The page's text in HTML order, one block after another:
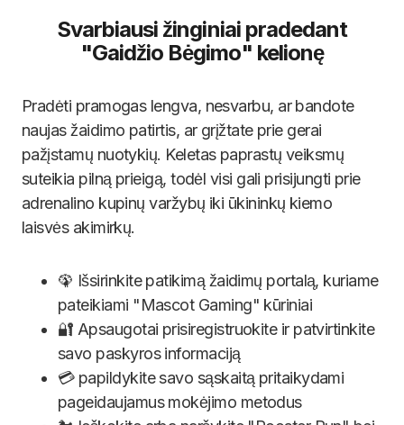
Svarbiausi žinginiai pradedant
"Gaidžio Bėgimo" kelionę
Pradėti pramogas lengva, nesvarbu, ar bandote
naujas žaidimo patirtis, ar grįžtate prie gerai
pažįstamų nuotykių. Keletas paprastų veiksmų
suteikia pilną prieigą, todėl visi gali prisijungti prie
adrenalino kupinų varžybų iki ūkininkų kiemo
laisvės akimirkų.
🦚 Išsirinkite patikimą žaidimų portalą, kuriame
pateikiami "Mascot Gaming" kūriniai
🔐 Apsaugotai prisiregistruokite ir patvirtinkite
savo paskyros informaciją
💳 papildykite savo sąskaitą pritaikydami
pageidaujamus mokėjimo metodus